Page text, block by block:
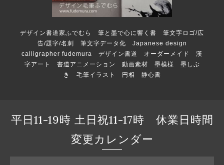
デザイン書道家ふでむら 筆と墨で心に響く書 筆文字ロゴ/広
告/題字/名刺 筆文字データ化 Japanese design
calligrapher fudemura デザイン書道 オーダーメイド 漢
字アート 書道アニメーション 動画素材 墨模様 墨しぶ
き 毛筆イラスト 円相 静心書
平日11-19時 土日祝11-17時 休業日時間
変更カレンダー